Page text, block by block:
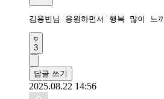
김용빈님 응원하면서 행복 많이
3
답글 쓰기
2025.08.22 14:56